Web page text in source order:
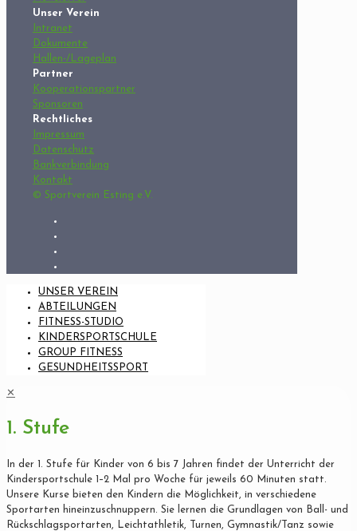
Unser Verein
Intranet
Dokumente
Hallen-/Lageplan
Partner
Kooperationspartner
Sponsoren
Rechtliches
Impressum
Datenschutz
Bankverbindung
Kontakt
© Sportverein Esting e.V.
UNSER VEREIN
ABTEILUNGEN
FITNESS-STUDIO
KINDERSPORTSCHULE
GROUP FITNESS
GESUNDHEITSSPORT
✕
1. Stufe
In der 1. Stufe für Kinder von 6 bis 7 Jahren findet der Unterricht der
Kindersportschule 1–2 Mal pro Woche für jeweils 60 Minuten statt.
Unsere Kurse bieten den Kindern die Möglichkeit, in verschiedene
Sportarten hineinzuschnuppern. Sie lernen die Grundlagen von Ball- und
Rückschlagsportarten, Leichtathletik, Turnen, Gymnastik/Tanz sowie